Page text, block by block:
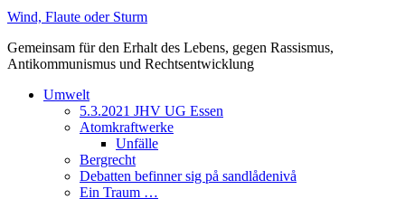
Wind, Flaute oder Sturm
Gemeinsam für den Erhalt des Lebens, gegen Rassismus,
Antikommunismus und Rechtsentwicklung
Umwelt
5.3.2021 JHV UG Essen
Atomkraftwerke
Unfälle
Bergrecht
Debatten befinner sig på sandlådenivå
Ein Traum …